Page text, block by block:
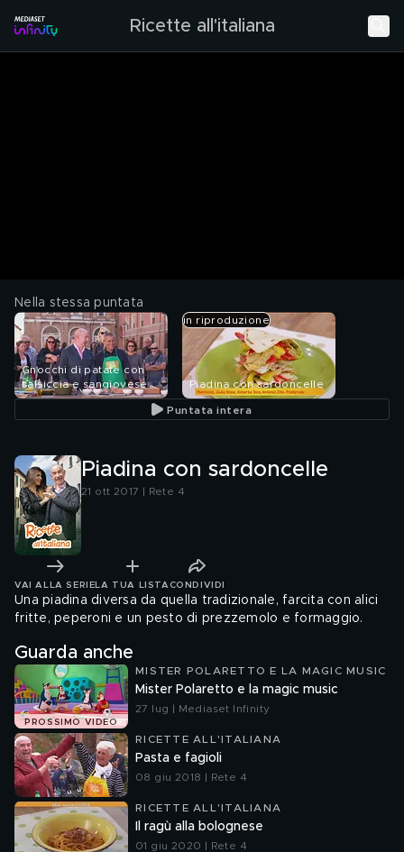
Ricette all'italiana
Nella stessa puntata
Gnocchi di patate con
salsiccia e sangiovese
in riproduzione
Piadina con sardoncelle
Puntata intera
Piadina con sardoncelle
21 ott 2017 | Rete 4
VAI ALLA SERIE LA TUA LISTA CONDIVIDI
Una piadina diversa da quella tradizionale, farcita con alici
fritte, peperoni e un pesto di prezzemolo e formaggio.
Guarda anche
PROSSIMO VIDEO
MISTER POLARETTO E LA MAGIC MUSIC
Mister Polaretto e la magic music
27 lug | Mediaset Infinity
RICETTE ALL'ITALIANA
Pasta e fagioli
08 giu 2018 | Rete 4
RICETTE ALL'ITALIANA
Il ragù alla bolognese
01 giu 2020 | Rete 4